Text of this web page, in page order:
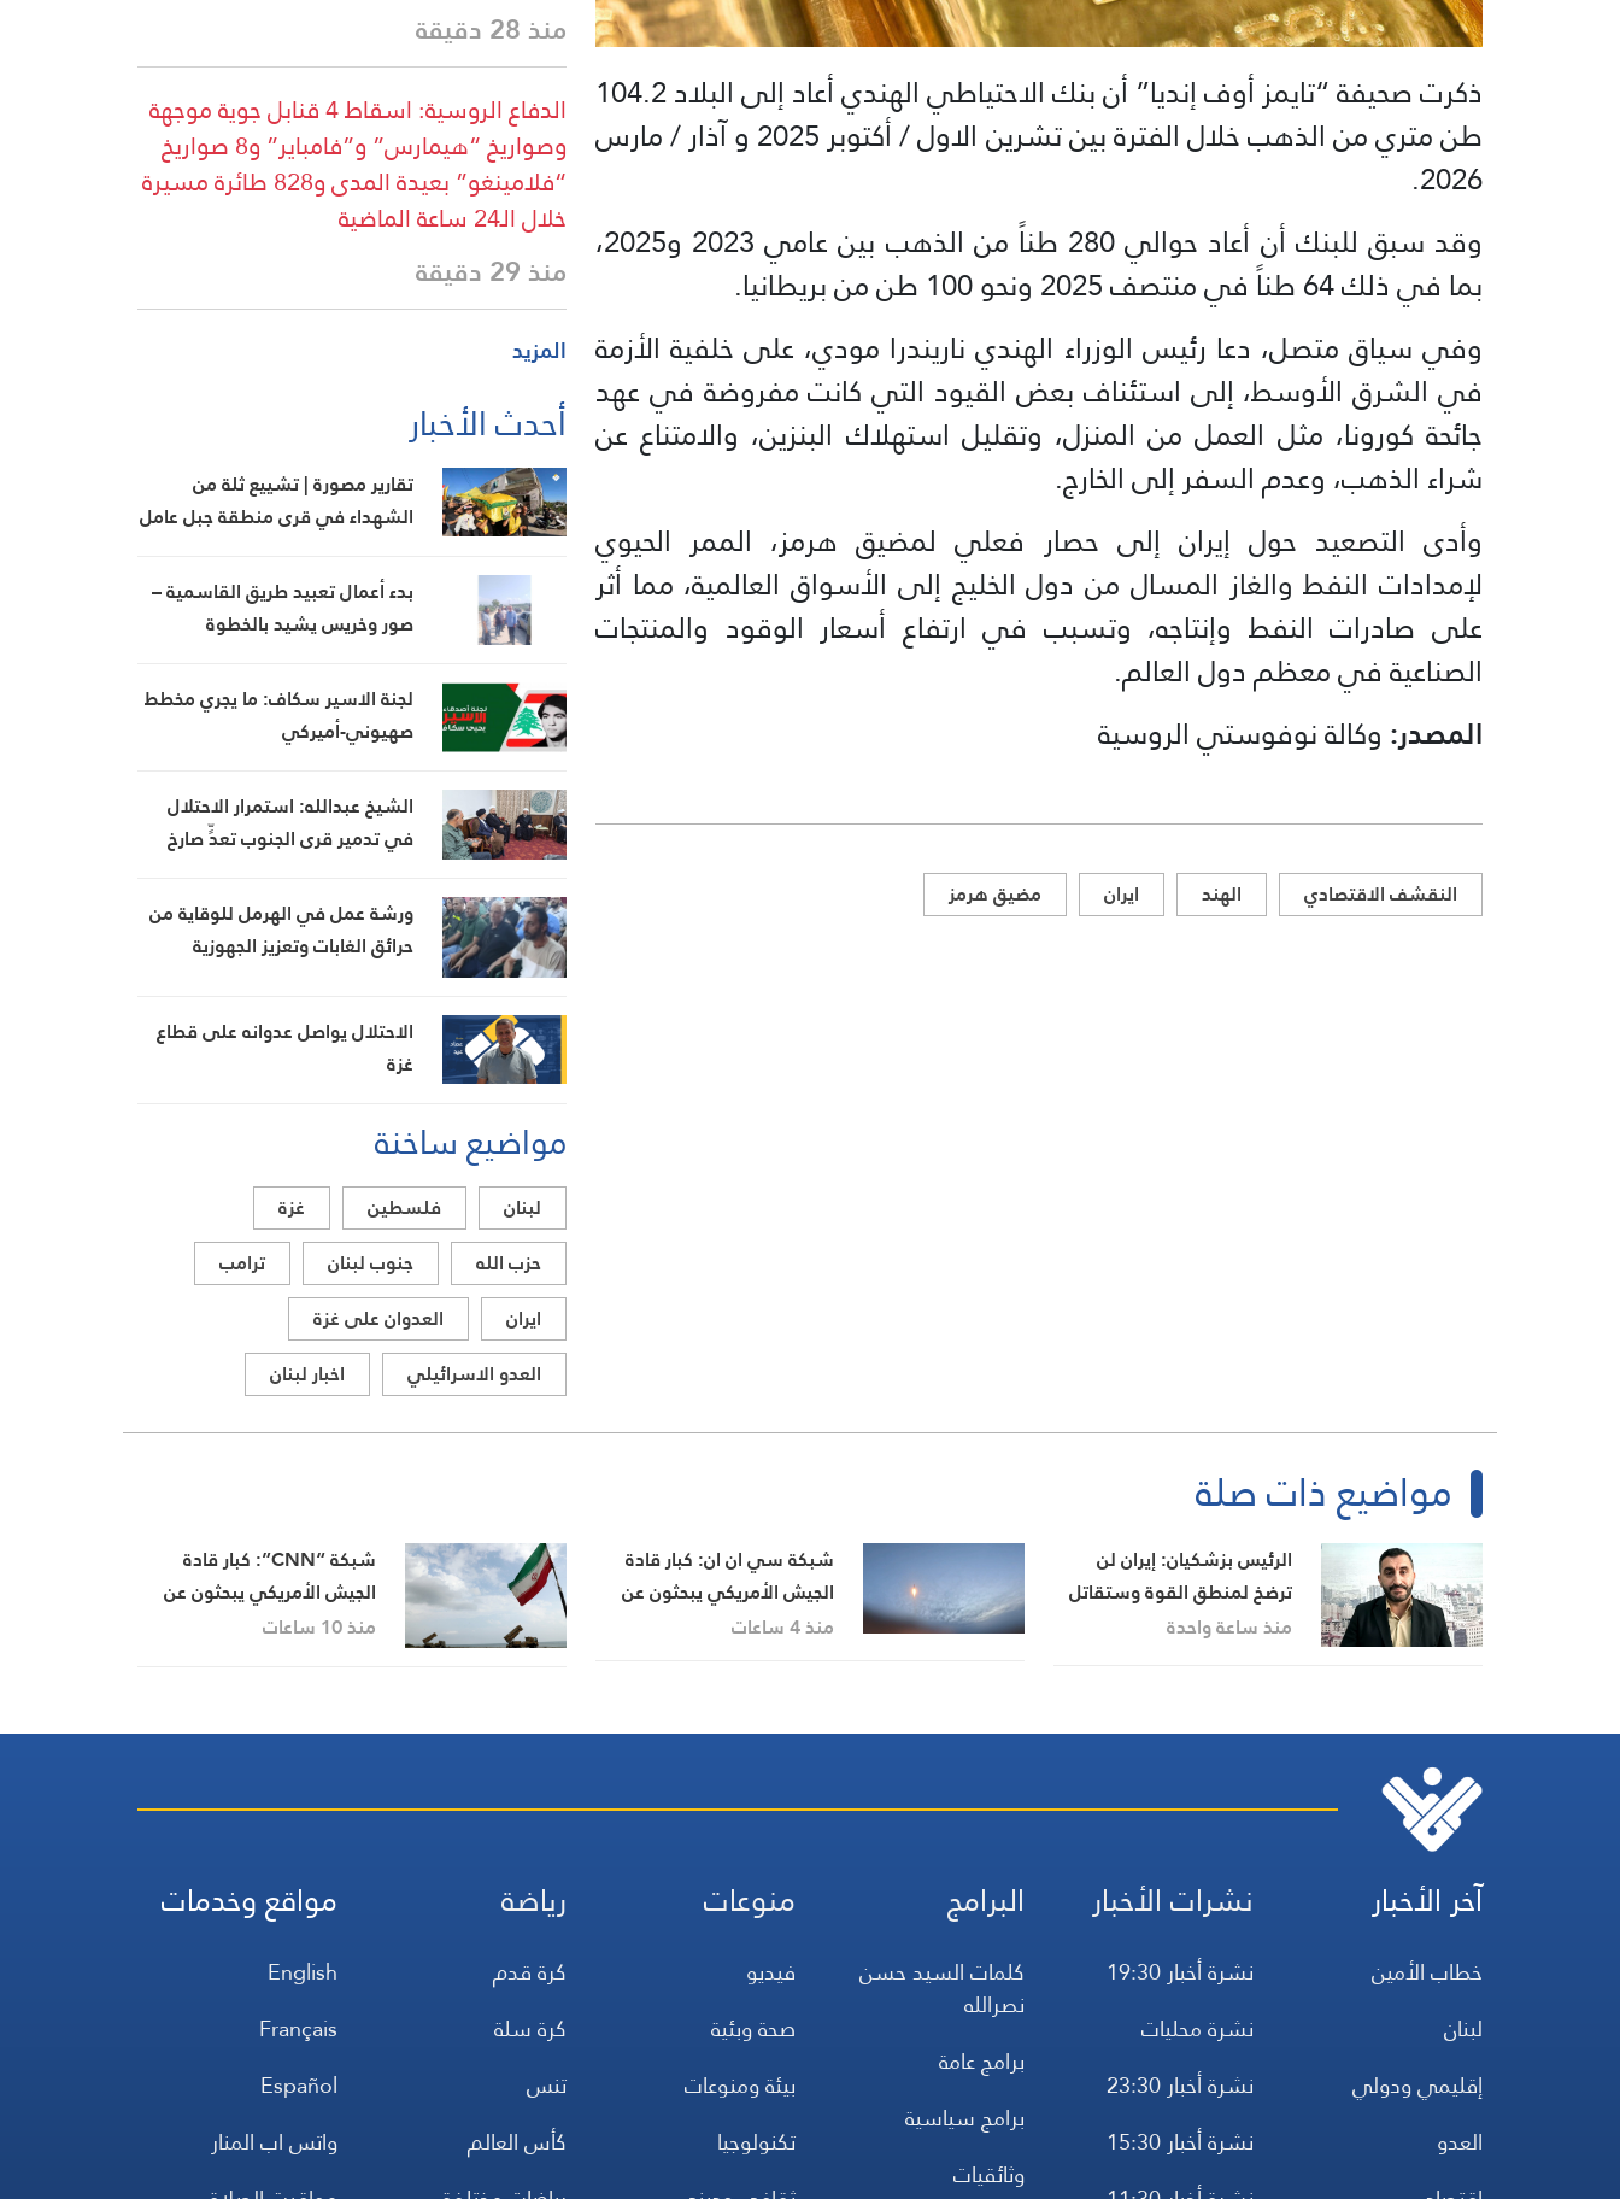
ذكرت صحيفة “تايمز أوف إنديا” أن بنك الاحتياطي الهندي أعاد إلى البلاد 104.2
طن متري من الذهب خلال الفترة بين تشرين الاول / أكتوبر 2025 و آذار / مارس
2026.
وقد سبق للبنك أن أعاد حوالي 280 طناً من الذهب بين عامي 2023 و2025،
بما في ذلك 64 طناً في منتصف 2025 ونحو 100 طن من بريطانيا.
وفي سياق متصل، دعا رئيس الوزراء الهندي ناريندرا مودي، على خلفية الأزمة
في الشرق الأوسط، إلى استئناف بعض القيود التي كانت مفروضة في عهد
جائحة كورونا، مثل العمل من المنزل، وتقليل استهلاك البنزين، والامتناع عن
شراء الذهب، وعدم السفر إلى الخارج.
وأدى التصعيد حول إيران إلى حصار فعلي لمضيق هرمز، الممر الحيوي
لإمدادات النفط والغاز المسال من دول الخليج إلى الأسواق العالمية، مما أثر
على صادرات النفط وإنتاجه، وتسبب في ارتفاع أسعار الوقود والمنتجات
الصناعية في معظم دول العالم.
المصدر: وكالة نوفوستي الروسية
النقشف الاقتصادي الهند ايران مضيق هرمز
منذ 28 دقيقة
الدفاع الروسية: اسقاط 4 قنابل جوية موجهة
وصواريخ “هيمارس” و”فامباير” و8 صواريخ
“فلامينغو” بعيدة المدى و828 طائرة مسيرة
خلال الـ24 ساعة الماضية
منذ 29 دقيقة
المزيد
أحدث الأخبار
تقارير مصورة | تشييع ثلة من
الشهداء في قرى منطقة جبل عامل
بدء أعمال تعبيد طريق القاسمية –
صور وخريس يشيد بالخطوة
لجنة الاسير سكاف: ما يجري مخطط
صهيوني-أميركي
الشيخ عبدالله: استمرار الاحتلال
في تدمير قرى الجنوب تعدٍّ صارخ
ورشة عمل في الهرمل للوقاية من
حرائق الغابات وتعزيز الجهوزية
الاحتلال يواصل عدوانه على قطاع
غزة
مواضيع ساخنة
لبنان فلسطين
غزة
حزب الله
جنوب لبنان
ترامب
ايران
العدوان على غزة
العدو الاسرائيلي
اخبار لبنان
مواضيع ذات صلة
الرئيس بزشكيان: إيران لن
ترضخ لمنطق القوة وستقاتل
إذا فُرض عليها الاستسلام
منذ ساعة واحدة
شبكة سي ان ان: كبار قادة
الجيش الأمريكي يبحثون عن
مخرج من حرب إيران
منذ 4 ساعات
شبكة “CNN”: كبار قادة
الجيش الأمريكي يبحثون عن
“مخرج” من حرب إيران
منذ 10 ساعات
آخر الأخبار
خطاب الأمين
لبنان
إقليمي ودولي
العدو
نشرات الأخبار
نشرة أخبار 19:30
نشرة محليات
نشرة أخبار 23:30
نشرة أخبار 15:30
البرامج
كلمات السيد حسن
نصرالله
برامج عامة
برامج سياسية
وثائقيات
منوعات
فيديو
صحة وبئية
بيئة ومنوعات
تكنولوجيا
رياضة
كرة قدم
كرة سلة
تنس
كأس العالم
مواقع وخدمات
English
Français
Español
واتس اب المنار